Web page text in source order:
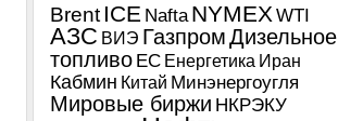
Brent ICE Nafta NYMEXWTI
АЗС ВИЭ ГазпромДизельное
топливо ЕС Енергетика Иран
Кабмин Китай Минэнергоугля
Мировые биржи НКРЭКУ